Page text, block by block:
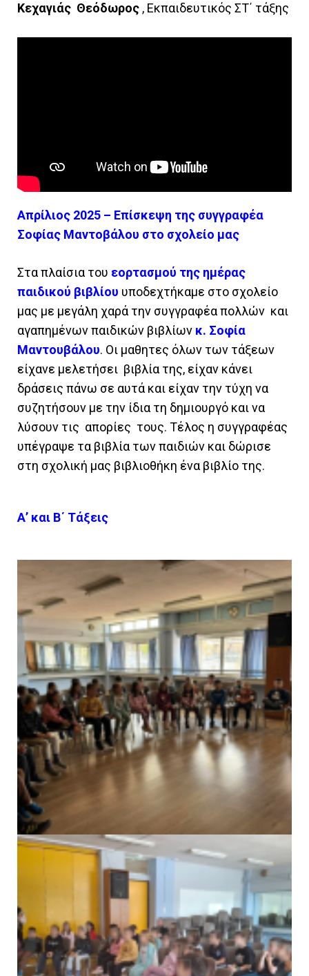
Κεχαγιάς Θεόδωρος , Εκπαιδευτικός ΣΤ΄ τάξης
Απρίλιος 2025 – Επίσκεψη της συγγραφέα
Σοφίας Μαντοβάλου στο σχολείο μας
Στα πλαίσια του εορτασμού της ημέρας
παιδικού βιβλίου υποδεχτήκαμε στο σχολείο
μας με μεγάλη χαρά την συγγραφέα πολλών και
αγαπημένων παιδικών βιβλίων κ. Σοφία
Μαντουβάλου. Οι μαθητες όλων των τάξεων
είχανε μελετήσει βιβλία της, είχαν κάνει
δράσεις πάνω σε αυτά και είχαν την τύχη να
συζητήσουν με την ίδια τη δημιουργό και να
λύσουν τις απορίες τους. Τέλος η συγγραφέας
υπέγραψε τα βιβλία των παιδιών και δώρισε
στη σχολική μας βιβλιοθήκη ένα βιβλίο της.
Α’ και Β΄ Τάξεις